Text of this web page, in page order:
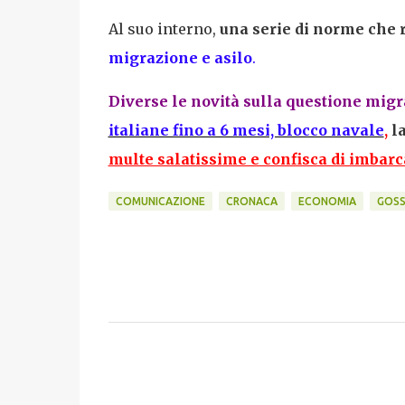
Al suo interno, una serie di norme che
migrazione e asilo.
Diverse le novità sulla questione
italiane fino a 6 mesi, blocco navale,la
multe salatissime e confisca di
COMUNICAZIONE CRONACA ECONOMIA